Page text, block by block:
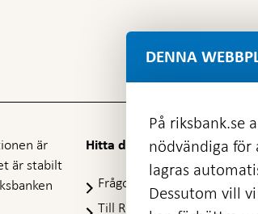
är
är stabilt
Hitta direkt
Frågor och svar
Öppnas
Till Riksbankens webbarkiv
DENNA
På riksbank.se
nödvändiga för
lagras
Dessutom vill